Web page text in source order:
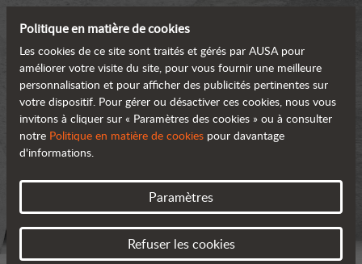
Politique en matière de cookies
Les cookies de ce site sont traités et gérés par AUSA pour
améliorer votre visite du site, pour vous fournir une meilleure
personnalisation et pour afficher des publicités pertinentes sur
votre dispositif. Pour gérer ou désactiver ces cookies, nous vous
invitons à cliquer sur « Paramètres des cookies » ou à consulter
notre Politique en matière de cookies pour davantage
d'informations.
Paramètres
Refuser les cookies